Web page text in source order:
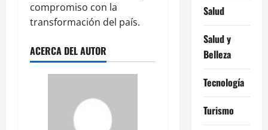
compromiso con la
transformación del país.
ACERCA DEL AUTOR
Salud
Salud y
Belleza
Tecnología
Turismo